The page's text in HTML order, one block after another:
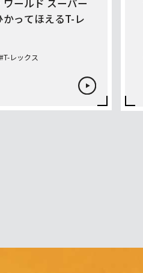
ってほえるT-レ
#T-レックス